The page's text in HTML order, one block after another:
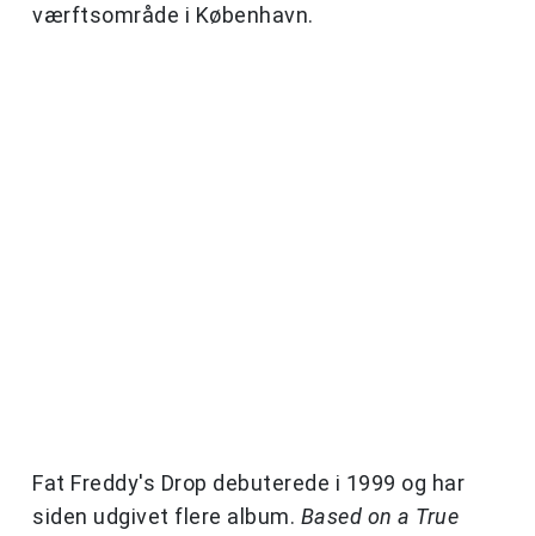
værftsområde i København.
Fat Freddy's Drop debuterede i 1999 og har
siden udgivet flere album. Based on a True